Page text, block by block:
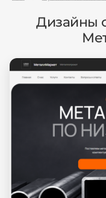
Дизайны